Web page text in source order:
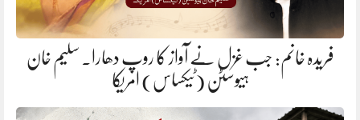
فریدہ خانم: جب غزل نے آواز کا روپ دھارا. سلیم خان
ہیوسٹن (ٹیکساس) امریکا